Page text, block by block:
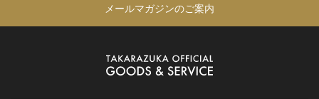
メールマガジンのご案内